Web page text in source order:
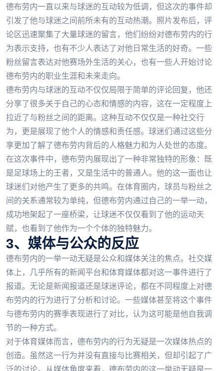
德布劳内一直以来与球迷的互动较为低调，但这次的事件却
引发了他与球迷之间前所未有的互动热潮。照片发布后，评
论区迅速聚集了大量球迷的留言，他们纷纷对德布劳内的行
为表示支持，也有不少人表达了对他日常生活的好奇。一些
粉丝留言表达对他赛场外生活的关心，也有一些人开始讨论
德布劳内的职业生涯和未来走向。
德布劳内与球迷的互动不仅仅局限于简单的评论回复，他还
分享了很多关于自己的心态和情感的内容，这在一定程度上
拉近了与粉丝之间的距离。这种互动不仅仅是一种社交行
为，更是展现了他个人的情感和责任感。球迷们通过这些分
享更加了解了德布劳内背后的人格魅力和为人处世的态度。
在这次事件中，德布劳内展现出了一种非常独特的形象：既
是足球场上的王者，又是生活中的普通人。他的这一面也让
球迷们对他产生了更多的共鸣。在体育圈内，球员与粉丝之
间的关系通常较为单纯，但德布劳内通过自己的一举一动，
成功地架起了一座桥梁，让球迷不仅仅看到了他的运动天
赋，也看到了他作为一个个体的独特魅力。
3、媒体与公众的反应
德布劳内的一举一动无疑是公众和媒体关注的焦点。社交媒
体上，几乎所有的新闻平台和体育媒体都对这一事件进行了
报道。无论是新闻报道还是球迷评论，都在不同程度上对德
布劳内的行为进行了分析和讨论。一些媒体甚至将这个事件
与德布劳内的赛季表现进行了对比，认为这可能是他自我调
节的一种方式。
对于体育媒体而言，德布劳内的行为无疑是一次媒体热点的
创造。虽然这一行为并没有直接与比赛相关，但却引起了广